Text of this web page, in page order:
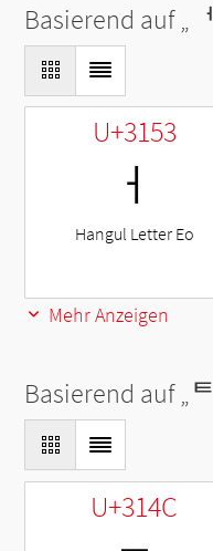
Basierend auf „ ᅥ
U+3153
ㅓ
Hangul Letter Eo
Mehr Anzeigen
Basierend auf „ᄐ
U+314C